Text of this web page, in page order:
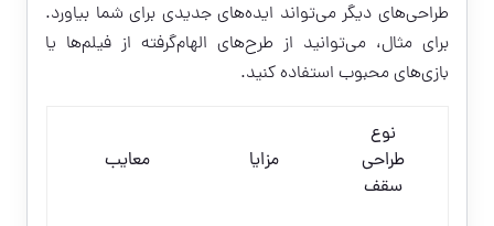
طراحی‌های دیگر می‌تواند ایده‌های جدیدی برای شما بیاورد.
برای مثال، می‌توانید از طرح‌های الهام‌گرفته از فیلم‌ها یا
بازی‌های محبوب استفاده کنید.
نوع
طراحی
سقف
مزایا معایب